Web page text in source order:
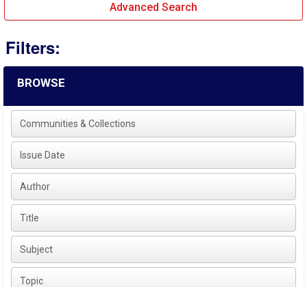
Advanced Search
Filters:
BROWSE
Communities & Collections
Issue Date
Author
Title
Subject
Topic